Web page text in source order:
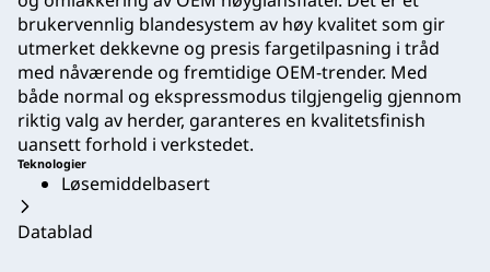
brukervennlig blandesystem av høy kvalitet som gir
utmerket dekkevne og presis fargetilpasning i tråd
med nåværende og fremtidige OEM-trender. Med
både normal og ekspressmodus tilgjengelig gjennom
riktig valg av herder, garanteres en kvalitetsfinish
uansett forhold i verkstedet.
Teknologier
Løsemiddelbasert
Datablad